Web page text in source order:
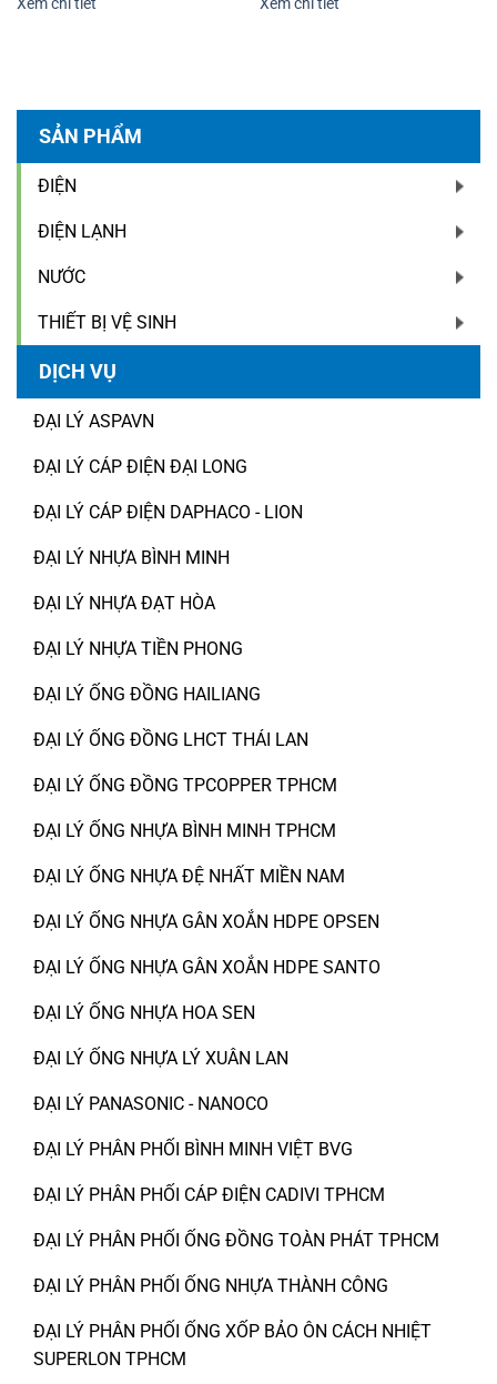
SẢN PHẨM
ĐIỆN
ĐIỆN LẠNH
NƯỚC
THIẾT BỊ VỆ SINH
DỊCH VỤ
ĐẠI LÝ ASPAVN
ĐẠI LÝ CÁP ĐIỆN ĐẠI LONG
ĐẠI LÝ CÁP ĐIỆN DAPHACO - LION
ĐẠI LÝ NHỰA BÌNH MINH
ĐẠI LÝ NHỰA ĐẠT HÒA
ĐẠI LÝ NHỰA TIỀN PHONG
ĐẠI LÝ ỐNG ĐỒNG HAILIANG
ĐẠI LÝ ỐNG ĐỒNG LHCT THÁI LAN
ĐẠI LÝ ỐNG ĐỒNG TPCOPPER TPHCM
ĐẠI LÝ ỐNG NHỰA BÌNH MINH TPHCM
ĐẠI LÝ ỐNG NHỰA ĐỆ NHẤT MIỀN NAM
ĐẠI LÝ ỐNG NHỰA GÂN XOẮN HDPE OPSEN
ĐẠI LÝ ỐNG NHỰA GÂN XOẮN HDPE SANTO
ĐẠI LÝ ỐNG NHỰA HOA SEN
ĐẠI LÝ ỐNG NHỰA LÝ XUÂN LAN
ĐẠI LÝ PANASONIC - NANOCO
ĐẠI LÝ PHÂN PHỐI BÌNH MINH VIỆT BVG
ĐẠI LÝ PHÂN PHỐI CÁP ĐIỆN CADIVI TPHCM
ĐẠI LÝ PHÂN PHỐI ỐNG ĐỒNG TOÀN PHÁT TPHCM
ĐẠI LÝ PHÂN PHỐI ỐNG NHỰA THÀNH CÔNG
ĐẠI LÝ PHÂN PHỐI ỐNG XỐP BẢO ÔN CÁCH NHIỆT
SUPERLON TPHCM
Xem chi tiết Xem chi tiết